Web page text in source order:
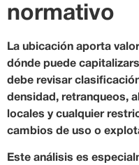
normativo
La ubicación aporta
dónde puede
debe revisar
densidad, retranqueos,
locales y cualquier
cambios de uso o
Este análisis es